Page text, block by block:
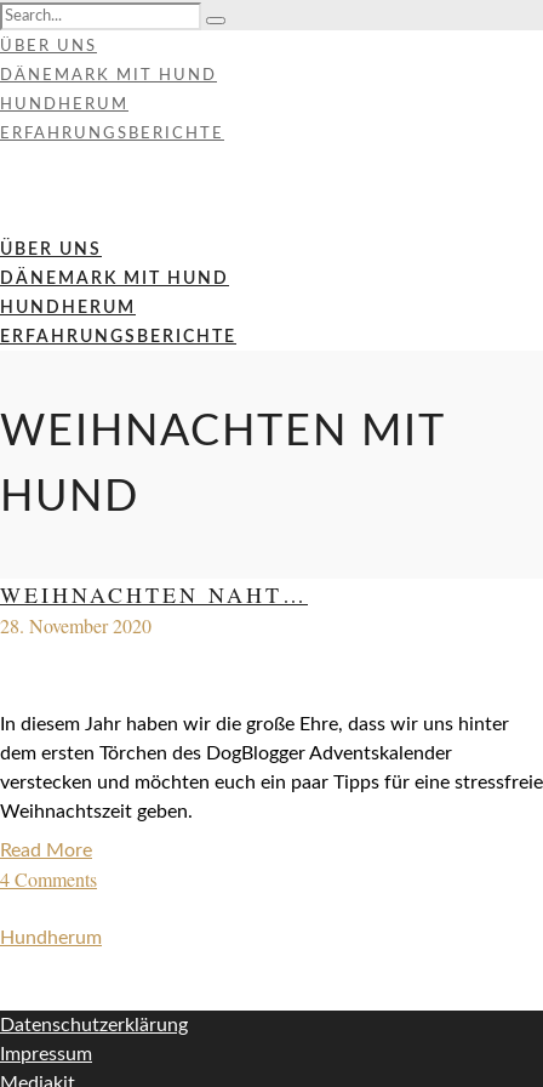
ÜBER UNS
DÄNEMARK MIT HUND
HUNDHERUM
ERFAHRUNGSBERICHTE
ÜBER UNS
DÄNEMARK MIT HUND
HUNDHERUM
ERFAHRUNGSBERICHTE
WEIHNACHTEN MIT
HUND
WEIHNACHTEN NAHT…
28. November 2020
In diesem Jahr haben wir die große Ehre, dass wir uns hinter
dem ersten Törchen des DogBlogger Adventskalender
verstecken und möchten euch ein paar Tipps für eine stressfreie
Weihnachtszeit geben.
Read More
4 Comments
Hundherum
Datenschutzerklärung
Impressum